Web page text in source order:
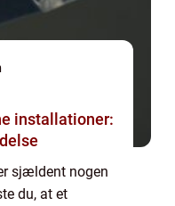
installationer:
sjældent nogen
du, at et